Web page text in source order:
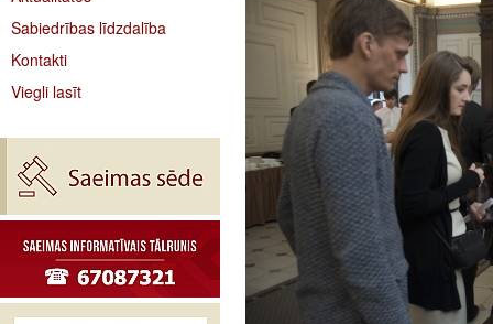
Sabiedrības līdzdalība
Kontakti
Viegli lasīt